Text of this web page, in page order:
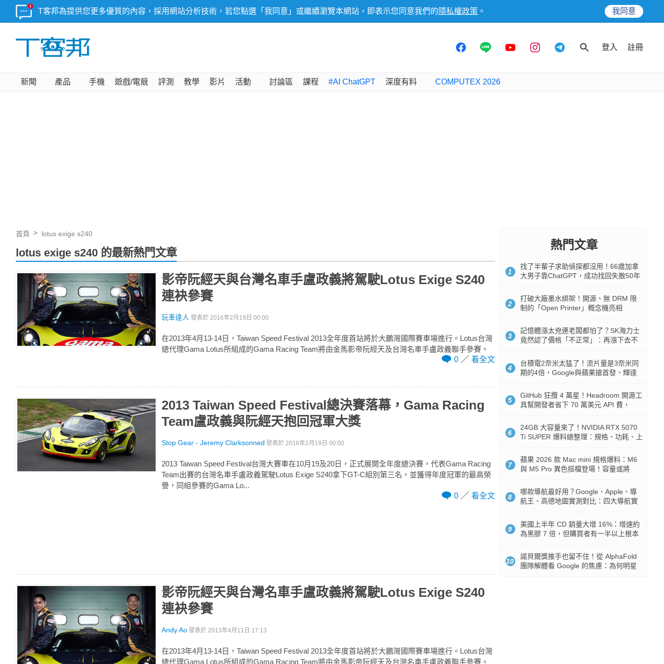
T客邦為提供您更多優質的內容，採用網站分析技術，若您點選「我同意」或繼續瀏覽本網站，即表示您同意我們的 隱私權政策 。 我同意
登入 註冊
新聞 產品 手機 遊戲/電競 評測 教學 影片 活動 討論區 課程 #AI ChatGPT 深度有料 COMPUTEX 2026
首頁 lotus exige s240
lotus exige s240 的最新熱門文章
影帝阮經天與台灣名車手盧政義將駕駛Lotus Exige S240
連袂參賽
玩車達人 發表於 2016年2月19日 00:00
在2013年4月13-14日，Taiwan Speed Festival 2013全年度首站將於大鵬灣國際賽車場進行。Lotus台灣
總代理Gama Lotus所組成的Gama Racing Team將由金馬影帝阮經天及台灣名車手盧政義聯手參賽。
0
看全文
2013 Taiwan Speed Festival總決賽落幕，Gama Racing
Team盧政義與阮經天抱回冠軍大獎
Stop Gear - Jeremy Clarksonned 發表於 2016年2月19日 00:00
2013 Taiwan Speed Festival台灣大賽車在10月19及20日，正式展開全年度總決賽，代表Gama Racing
Team出賽的台灣名車手盧政義駕駛Lotus Exige S240拿下GT-C組別第三名，並獲得年度冠軍的最高榮
譽，同組參賽的Gama Lo...
0
看全文
影帝阮經天與台灣名車手盧政義將駕駛Lotus Exige S240
連袂參賽
Andy Ao 發表於 2013年4月11日 17:13
在2013年4月13-14日，Taiwan Speed Festival 2013全年度首站將於大鵬灣國際賽車場進行。Lotus台灣
總代理Gama Lotus所組成的Gama Racing Team將由金馬影帝阮經天及台灣名車手盧政義聯手參賽。
熱門文章
1
找了半輩子求助偵探都沒用！66歲加拿
大男子靠ChatGPT，成功找回失散50年
2
打破大廠墨水綁架！開源、無 DRM 限
制的「Open Printer」概念機亮相
3
記憶體漲太兇連老闆都怕了？SK海力士
竟然認了價格「不正常」：再漲下去不
4
台積電2奈米太猛了！流片量是3奈米同
期的4倍，Google與蘋果搶首發、輝達
5
GitHub 狂攬 4 萬星！Headroom 開源工
具幫開發者省下 70 萬美元 API 費，
6
24GB 大容量來了！NVIDIA RTX 5070
Ti SUPER 爆料總整理：規格、功耗、上
7
蘋果 2026 款 Mac mini 規格爆料：M6
與 M5 Pro 異色搭檔登場！容量或將
8
哪款導航最好用？Google、Apple、導
航王、高德地圖實測對比：四大導航實
9
美國上半年 CD 銷量大增 16%：增速約
為黑膠 7 倍，但購買者有一半以上根本
10
諾貝爾獎推手也留不住！從 AlphaFold
團隊解體看 Google 的焦慮：為何明星